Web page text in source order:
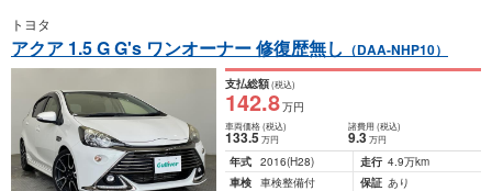
トヨタ
アクア 1.5 G G's ワンオーナー 修復歴無し （DAA-NHP10）
支払総額(税込)
142.8万円
車両価格(税込)
133.5万円
諸費用 (税込)
9.3 万円
年式 2016(H28) 走行 4.9万km
車検 車検整備付 保証 あり